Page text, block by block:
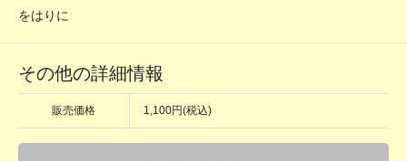
をはりに
その他の詳細情報
販売価格 1,100円(税込)